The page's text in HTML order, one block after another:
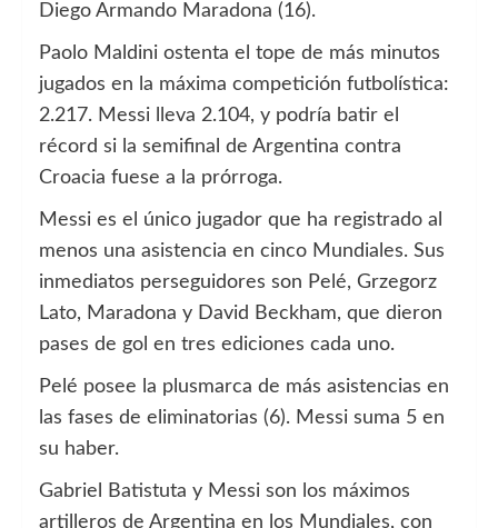
Diego Armando Maradona (16).
Paolo Maldini ostenta el tope de más minutos
jugados en la máxima competición futbolística:
2.217. Messi lleva 2.104, y podría batir el
récord si la semifinal de Argentina contra
Croacia fuese a la prórroga.
Messi es el único jugador que ha registrado al
menos una asistencia en cinco Mundiales. Sus
inmediatos perseguidores son Pelé, Grzegorz
Lato, Maradona y David Beckham, que dieron
pases de gol en tres ediciones cada uno.
Pelé posee la plusmarca de más asistencias en
las fases de eliminatorias (6). Messi suma 5 en
su haber.
Gabriel Batistuta y Messi son los máximos
artilleros de Argentina en los Mundiales, con